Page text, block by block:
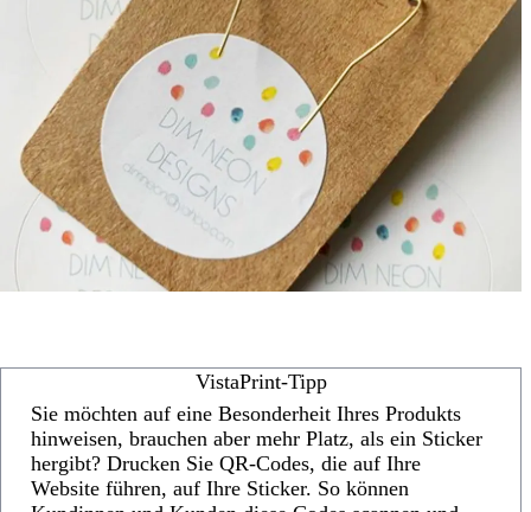
VistaPrint-Tipp
Sie möchten auf eine Besonderheit Ihres Produkts
hinweisen, brauchen aber mehr Platz, als ein Sticker
hergibt? Drucken Sie QR-Codes, die auf Ihre
Website führen, auf Ihre Sticker. So können